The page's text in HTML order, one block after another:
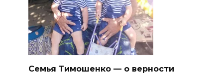
Семья Тимошенко — о верности